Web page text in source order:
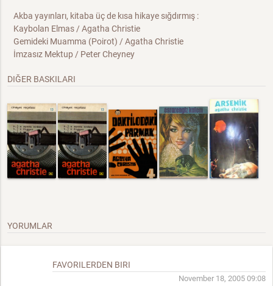
Akba yayınları, kitaba üç de kısa hikaye sığdırmış :
Kaybolan Elmas / Agatha Christie
Gemideki Muamma (Poirot) / Agatha Christie
İmzasız Mektup / Peter Cheyney
DIĞER BASKILARI
YORUMLAR
FAVORILERDEN BIRI
November 18, 2005 09:08